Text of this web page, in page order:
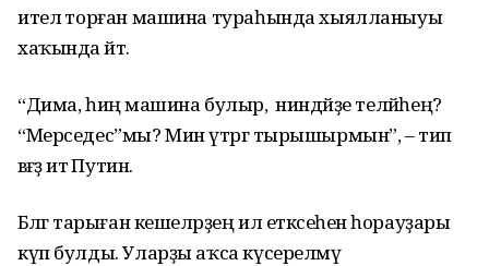
ителә торған машина тураһында хыялланыуы
хаҡында әйтә.
“Дима, һиңә машина булыр, ә ниндәйҙе теләйһең?
“Мерседес”мы? Мин үтәргә тырышырмын”, – тип
вәғәҙә итә Путин.
Бәләгә тарыған кешеләрҙең ил етәксеһенә һорауҙары
күп булды. Уларҙы аҡса күсерелмәү